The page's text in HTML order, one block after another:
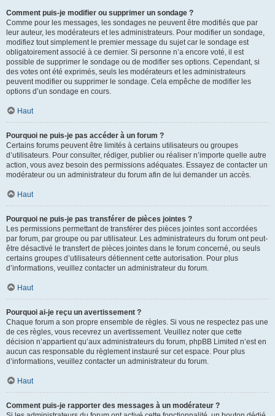
Comment puis-je modifier ou supprimer un sondage ?
Comme pour les messages, les sondages ne peuvent être modifiés que par
leur auteur, les modérateurs et les administrateurs. Pour modifier un sondage,
modifiez tout simplement le premier message du sujet car le sondage est
obligatoirement associé à ce dernier. Si personne n’a encore voté, il est
possible de supprimer le sondage ou de modifier ses options. Cependant, si
des votes ont été exprimés, seuls les modérateurs et les administrateurs
peuvent modifier ou supprimer le sondage. Cela empêche de modifier les
options d’un sondage en cours.
Haut
Pourquoi ne puis-je pas accéder à un forum ?
Certains forums peuvent être limités à certains utilisateurs ou groupes
d’utilisateurs. Pour consulter, rédiger, publier ou réaliser n’importe quelle autre
action, vous avez besoin des permissions adéquates. Essayez de contacter un
modérateur ou un administrateur du forum afin de lui demander un accès.
Haut
Pourquoi ne puis-je pas transférer de pièces jointes ?
Les permissions permettant de transférer des pièces jointes sont accordées
par forum, par groupe ou par utilisateur. Les administrateurs du forum ont peut-
être désactivé le transfert de pièces jointes dans le forum concerné, ou seuls
certains groupes d’utilisateurs détiennent cette autorisation. Pour plus
d’informations, veuillez contacter un administrateur du forum.
Haut
Pourquoi ai-je reçu un avertissement ?
Chaque forum a son propre ensemble de règles. Si vous ne respectez pas une
de ces règles, vous recevrez un avertissement. Veuillez noter que cette
décision n’appartient qu’aux administrateurs du forum, phpBB Limited n’est en
aucun cas responsable du règlement instauré sur cet espace. Pour plus
d’informations, veuillez contacter un administrateur du forum.
Haut
Comment puis-je rapporter des messages à un modérateur ?